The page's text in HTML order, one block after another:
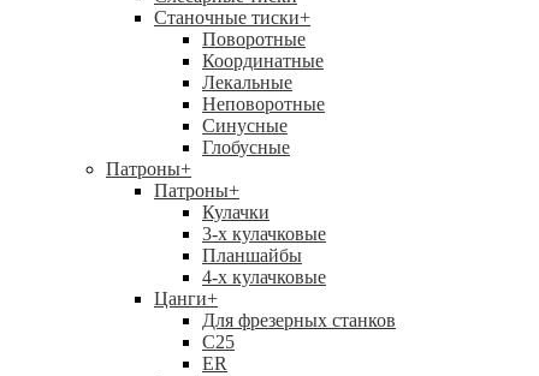
Станочные тиски+
Поворотные
Координатные
Лекальные
Неповоротные
Синусные
Глобусные
Патроны+
Патроны+
Кулачки
3-х кулачковые
Планшайбы
4-х кулачковые
Цанги+
Для фрезерных станков
С25
ER